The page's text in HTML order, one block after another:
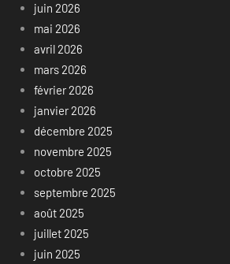
juin 2026
mai 2026
avril 2026
mars 2026
février 2026
janvier 2026
décembre 2025
novembre 2025
octobre 2025
septembre 2025
août 2025
juillet 2025
juin 2025